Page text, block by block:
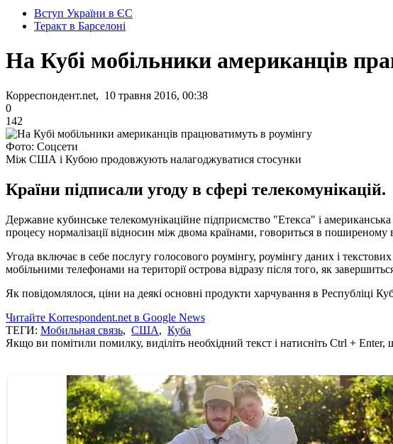
Вступ України в ЄС
Теракт в Барселоні
На Кубі мобільники американців
Корреспондент.net, 10 травня 2016, 00:38
0
142
Фото: Соцсети
Між США і Кубою продовжують налагоджуватися стосунки
Країни підписали угоду в сфері телекомунікацій.
Державне кубинське телекомунікаційне підприємство "Етекса" і
процесу нормалізації відносин між двома країнами, говориться в поширеному
Угода включає в себе послугу голосового роумінгу, роумінгу даних і
мобільними телефонами на території острова відразу після того, як
Як повідомлялося, ціни на деякі основні продукти харчування в Республіці
Читайте Korrespondent.net в Google News
ТЕГИ: Мобильная связь, США, Куба
Якщо ви помітили помилку, виділіть необхідний текст і натисніть Ctrl +